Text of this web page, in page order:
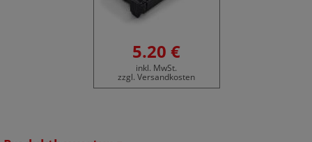
5.20 €
inkl. MwSt.
zzgl. Versandkosten